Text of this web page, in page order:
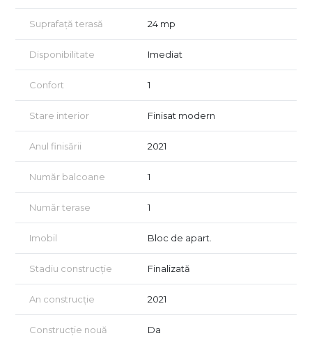
🎯 Pentru cine este ideal
Tineri sau cupluri – datorită spațiului eficient, terasei
Investitori – apartamentul a fost închiriat până în prezent, iar
cererea pe această zonă este foarte mare;
de metrou, dar și liniște într-o zonă rezidențială;
Cei care apreciază spațiile exterioare (terasă + balcon), greu
✅ Avantaje definitorii
Bloc nou (2021), construcție solidă și eficientă energetic;
locuit;
Baie cu geam – confort și sănătate prin ventilație naturală;
Loc de parcare inclus;
Mobilier și finisaje moderne – apartament pregătit pentru
mutare sau pentru închiriere imediată;
Suprafață terasă 24 mp
Disponibilitate Imediat
Confort 1
Stare interior Finisat modern
Anul finisării 2021
Număr balcoane 1
Număr terase 1
Imobil Bloc de apart.
Stadiu construcție Finalizată
An construcție 2021
Construcție nouă Da